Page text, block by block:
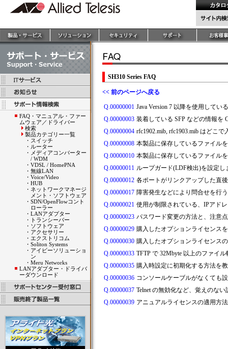
FAQ・マニュアル・ファー
ムウェア／ドライバー
検索
製品カテゴリー一覧
・ スイッチ
・ ルーター
・ メディアコンバーター
/ WDM
・ VDSL / HomePNA
・ 無線LAN
・ Voice/Video
・ HUB
・ ネットワークマネージ
メント・ソフトウェア
・ SDN/OpenFlowコント
ローラー
・ LANアダプター
・
トランシーバー
・ ソフトウェア
・ アクセサリー
・ エクストリコム
・ Soliton Systems
・ アイビーソリューショ
ン
・ Meru Networks
LANアダプター・ドライバ
ーダウンロード
SH310 Series FAQ
<< 前のページへ戻る
Q.00000001 Java Version 7 以降を使用してい
Q.00000003 装着している SFP などの情報を
Q.00000004 rfc1902.mib, rfc1903.mib はどこ
Q.00000008 本製品に保存しているファイル
Q.00000010 本製品に保存しているファイル
Q.00000011 ループガード(LDF検出)を設定
Q.00000012 各ポートがリンクアップした直
Q.00000017 障害発生などにより問合せを行
Q.00000021 使用が制限されている、IPアド
Q.00000023 パスワード変更の方法と、注意
Q.00000029 購入したオプションライセンス
Q.00000030 購入したオプションライセンス
Q.00000033 TFTP で 32Mbyte 以上のファイ
Q.00000035 購入時設定に初期化する方法を
Q.00000036 コンソールケーブルがなくても
Q.00000037 Telnet の無効化など、覚えのな
Q.00000039 アニュアルライセンスの適用方